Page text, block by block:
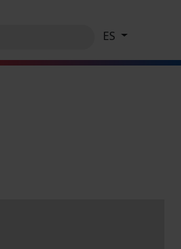
ES